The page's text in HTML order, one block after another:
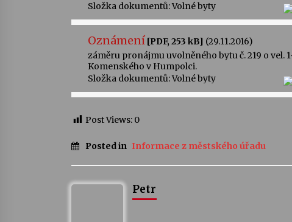
Složka dokumentů:Volné byty
Oznámení [PDF, 253 kB] (29.11.2016)
záměru pronájmu uvolněného bytu č. 219 o vel.
Komenského v Humpolci.
Složka dokumentů:Volné byty
Post Views: 0
Posted in Informace z městského úřadu
Petr